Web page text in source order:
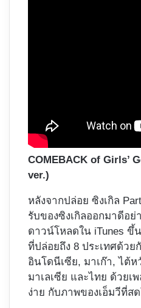
COMEBACK of Girls’
ver.)
หลังจากปล่อย ซิงเกิล
รับของซิงเกิลออกมาดีอย่
ดาวน์โหลดใน iTunes
ที่ปล่อยถึง 8 ประเทศด้วย
อินโดนีเซีย, มาเก๊า, ไต้
มาเลเซีย และไทย ด้วย
ง่าย กับภาพของเอ็มวีที่ส